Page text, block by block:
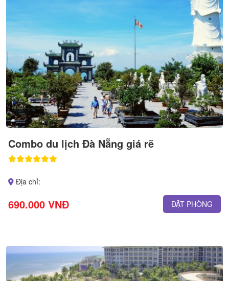
Combo du lịch Đà Nẵng giá rẽ
Địa chỉ:
690.000 VNĐ ĐẶT PHÒNG